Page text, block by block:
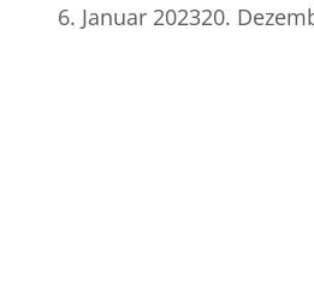
6. Januar 202320.